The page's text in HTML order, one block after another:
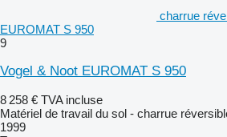
charrue
EUROMAT S 950
9
Vogel & Noot EUROMAT S 950
8 258 € TVA incluse
Matériel de travail du sol - charrue
1999